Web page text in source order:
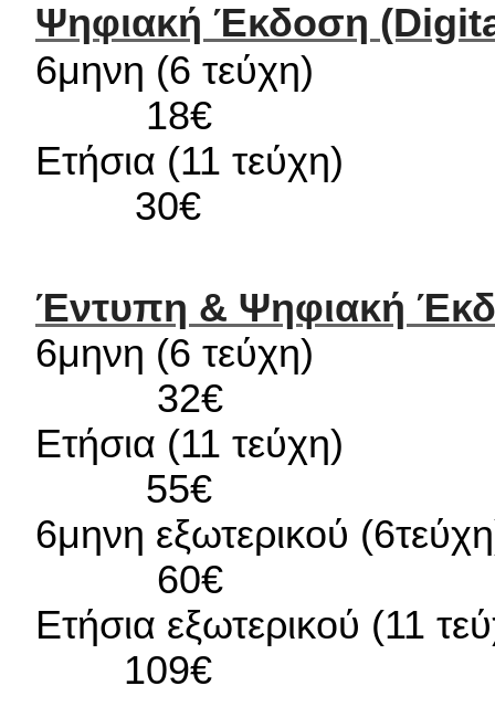
Ψηφιακή Έκδοση
6μηνη
18€
Ετήσια
30€
Έντυπη & Ψηφιακή
6μηνη
32€
Ετήσια
55€
6μηνη
60€
Ετήσια
109€